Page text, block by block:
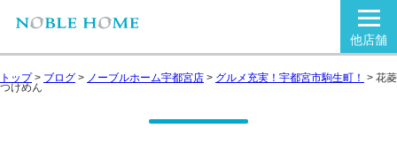
他店舗
トップ> ブログ > ノーブルホーム宇都宮店 > グルメ充実！宇都宮市駒生町！ > 花菱
つけめん